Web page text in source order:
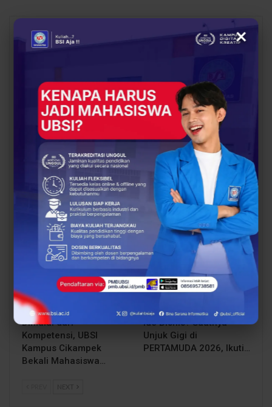
All
You Might Also Like
UBSI Gathering dan
Padel Day, Saatnya
Alumni UBSI Kampus
Pontianak Kembali
Bertemu
Siap Kuliah Berkualitas?
UBSI Cengkareng Gelar
Open Booth Spesial
dengan Beasiswa…
EVENT
Lulusan Berdaya Saing
Dimulai dari
Kompetensi, UBSI
Kampus Cikampek
Bekali Mahasiswa…
EVENT
Mahasiswa UBSI Punya
Ide Bisnis? Saatnya
Unjuk Gigi di
PERTAMUDA 2026, Ikuti…
NEXT
×